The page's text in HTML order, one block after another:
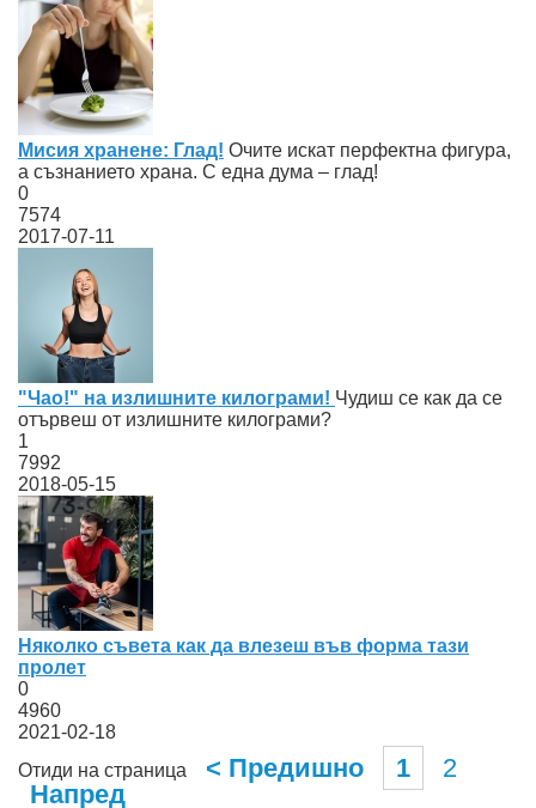
Мисия хранене: Глад! Oчите искат перфектна фигура,
а съзнанието храна. С една дума – глад!
0
7574
2017-07-11
"Чао!" на излишните килограми! Чудиш се как да се
отървеш от излишните килограми?
1
7992
2018-05-15
Няколко съвета как да влезеш във форма тази
пролет
0
4960
2021-02-18
Отиди на страница
< Предишно 1
2
Напред